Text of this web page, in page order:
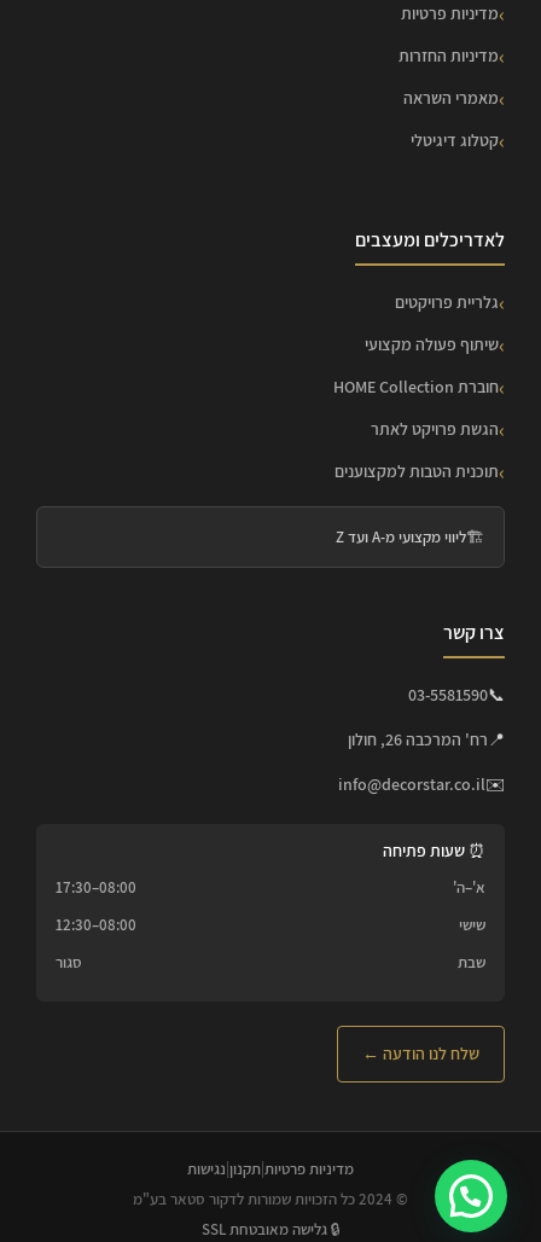
מדיניות פרטיות
מדיניות החזרות
מאמרי השראה
קטלוג דיגיטלי
לאדריכלים ומעצבים
גלריית פרויקטים
שיתוף פעולה מקצועי
חוברת HOME Collection
הגשת פרויקט לאתר
תוכנית הטבות למקצוענים
🏗️ליווי מקצועי מ-A ועד Z
צרו קשר
📞
03-5581590
📍 רח' המרכבה 26, חולון
✉️
info@decorstar.co.il
⏰ שעות פתיחה
א'–ה'
08:00–17:30
שישי
08:00–12:30
שבת
סגור
שלח לנו הודעה ←
מדיניות פרטיותתקנון נגישות
© 2024 כל הזכויות שמורות לדקור סטאר בע"מ
🔒 גלישה מאובטחת SSL